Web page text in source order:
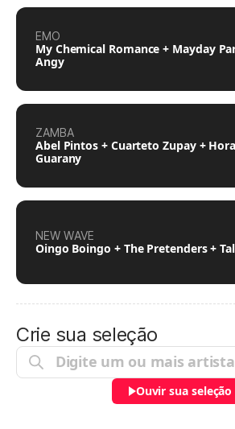
EMO
My Chemical Romance + Mayday
Angy
ZAMBA
Abel Pintos + Cuarteto Zupay +
Guarany
NEW WAVE
Oingo Boingo + The Pretenders +
Crie sua seleção
Ouvir sua seleção